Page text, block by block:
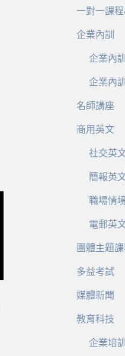
一對一課
企業內訓
企業內
企業內
名師講座
商用英文
社交英
簡報英
職場情
電郵英
團體主題
多益考試
媒體新聞
教育科技
企業培